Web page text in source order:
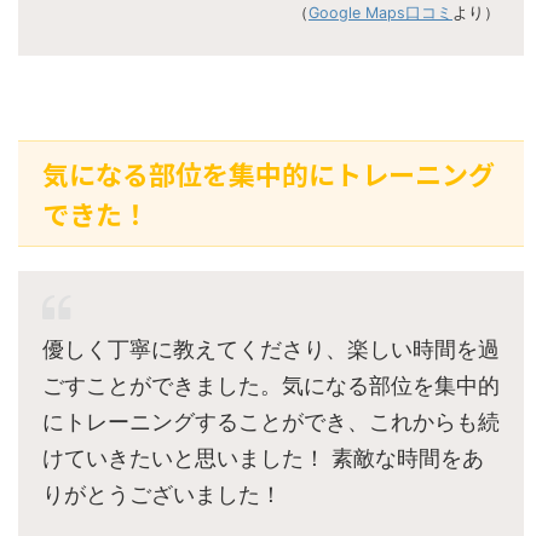
（Google Maps口コミ より）
気になる部位を集中的にトレーニング
できた！
優しく丁寧に教えてくださり、楽しい時間を過
ごすことができました。気になる部位を集中的
にトレーニングすることができ、これからも続
けていきたいと思いました！ 素敵な時間をあ
りがとうございました！